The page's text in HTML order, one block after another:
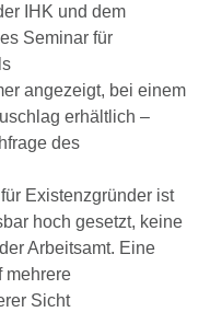
IHK und dem
Seminar für
angezeigt, bei einem
erhältlich –
des
Existenzgründer ist
hoch gesetzt, keine
Arbeitsamt. Eine
mehrere
Sicht